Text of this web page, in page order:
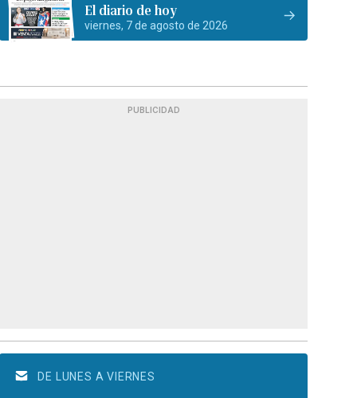
El diario de hoy
viernes, 7 de agosto de 2026
PUBLICIDAD
DE LUNES A VIERNES